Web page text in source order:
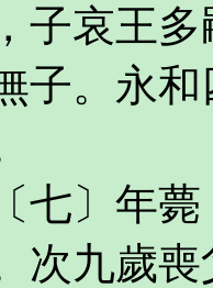
子哀王多
子。永
七〕年
次九歲